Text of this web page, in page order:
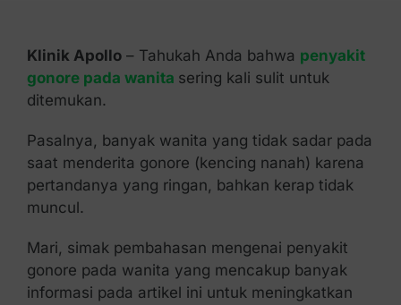
Klinik Apollo– Tahukah Anda bahwa penyakit
gonore pada wanita sering kali sulit untuk
ditemukan.
Pasalnya, banyak wanita yang tidak sadar pada
saat menderita gonore (kencing nanah) karena
pertandanya yang ringan, bahkan kerap tidak
muncul.
Mari, simak pembahasan mengenai penyakit
gonore pada wanita yang mencakup banyak
informasi pada artikel ini untuk meningkatkan